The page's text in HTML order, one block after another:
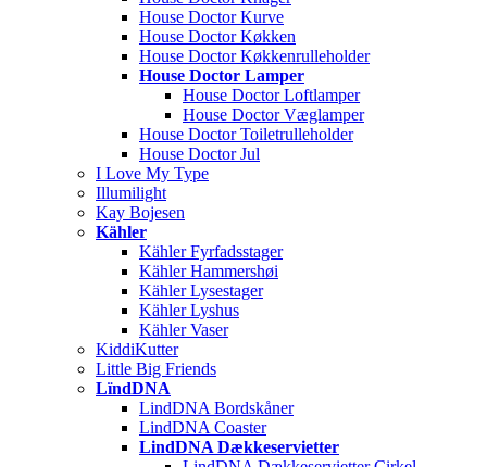
House Doctor Kurve
House Doctor Køkken
House Doctor Køkkenrulleholder
House Doctor Lamper
House Doctor Loftlamper
House Doctor Væglamper
House Doctor Toiletrulleholder
House Doctor Jul
I Love My Type
Illumilight
Kay Bojesen
Kähler
Kähler Fyrfadsstager
Kähler Hammershøi
Kähler Lysestager
Kähler Lyshus
Kähler Vaser
KiddiKutter
Little Big Friends
LïndDNA
LindDNA Bordskåner
LindDNA Coaster
LindDNA Dækkeservietter